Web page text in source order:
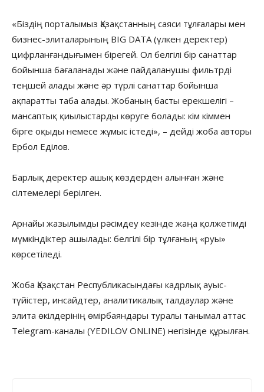
«Біздің порталымыз Қазақстанның саяси тұлғалары мен
бизнес-элиталарының BIG DATA (үлкен деректер)
цифрланғандығымен бірегей. Ол белгілі бір санаттар
бойынша бағаланады және пайдаланушы фильтрді
теңшей алады және әр түрлі санаттар бойынша
ақпаратты таба алады. Жобаның басты ерекшелігі –
мансаптық қиылыстарды көруге болады: кім кіммен
бірге оқыды немесе жұмыс істеді», – дейді жоба авторы
Ербол Еділов.
Барлық деректер ашық көздерден алынған және
сілтемелері берілген.
Арнайы жазылымды рәсімдеу кезінде жаңа қолжетімді
мүмкіндіктер ашылады: белгілі бір тұлғаның «руы»
көрсетіледі.
Жоба Қазақстан Республикасындағы кадрлық ауыс-
түйістер, инсайдтер, аналитикалық талдаулар және
элита өкілдерінің өмірбаяндары туралы танымал аттас
Telegram-каналы (YEDILOV ONLINE) негізінде құрылған.